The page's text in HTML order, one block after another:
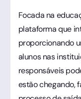
Focada na
plataforma que
proporcionando
alunos nas
responsáveis
estão chegando,